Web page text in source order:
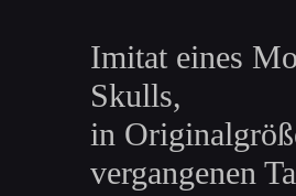
Imitat eines
Skulls,
in
vergangenen